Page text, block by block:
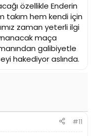
özellikle Enderin
takım hem kendi için
zaman yeterli ilgi
maça
galibiyetle
hakediyor aslında.
#11